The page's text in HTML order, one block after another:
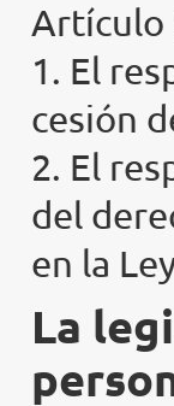
Artículo
1. El
cesión
2. El
del
en la
La